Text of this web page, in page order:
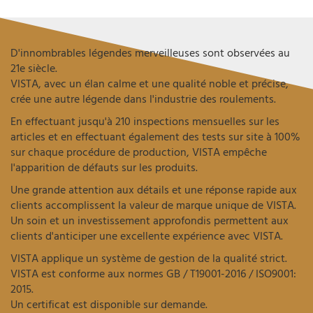
D'innombrables légendes merveilleuses sont observées au
21e siècle.
VISTA, avec un élan calme et une qualité noble et précise,
crée une autre légende dans l'industrie des roulements.
En effectuant jusqu'à 210 inspections mensuelles sur les
articles et en effectuant également des tests sur site à 100%
sur chaque procédure de production, VISTA empêche
l'apparition de défauts sur les produits.
Une grande attention aux détails et une réponse rapide aux
clients accomplissent la valeur de marque unique de VISTA.
Un soin et un investissement approfondis permettent aux
clients d'anticiper une excellente expérience avec VISTA.
VISTA applique un système de gestion de la qualité strict.
VISTA est conforme aux normes GB / T19001-2016 / ISO9001:
2015.
Un certificat est disponible sur demande.